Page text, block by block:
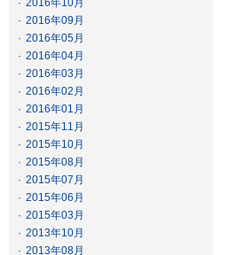
· 2016年10月
· 2016年09月
· 2016年05月
· 2016年04月
· 2016年03月
· 2016年02月
· 2016年01月
· 2015年11月
· 2015年10月
· 2015年08月
· 2015年07月
· 2015年06月
· 2015年03月
· 2013年10月
· 2013年08月